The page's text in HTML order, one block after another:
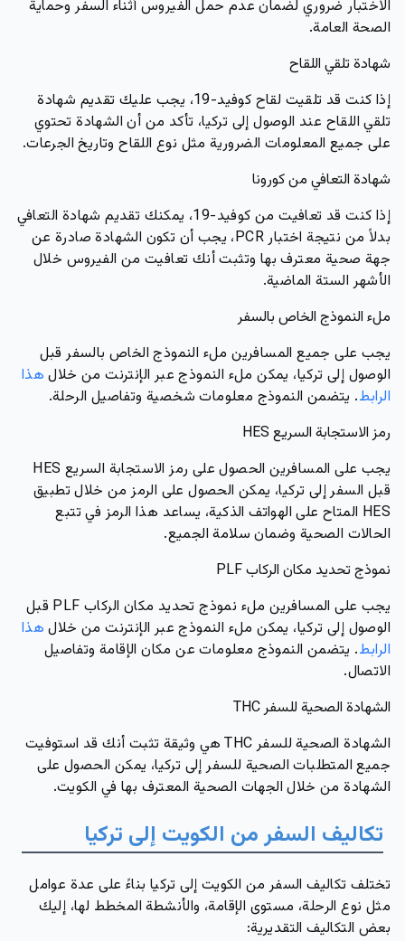
الاختبار ضروري لضمان عدم حمل الفيروس أثناء السفر وحماية
الصحة العامة.
شهادة تلقي اللقاح
إذا كنت قد تلقيت لقاح كوفيد-19، يجب عليك تقديم شهادة
تلقي اللقاح عند الوصول إلى تركيا، تأكد من أن الشهادة تحتوي
على جميع المعلومات الضرورية مثل نوع اللقاح وتاريخ الجرعات.
شهادة التعافي من كورونا
إذا كنت قد تعافيت من كوفيد-19، يمكنك تقديم شهادة التعافي
بدلاً من نتيجة اختبار PCR، يجب أن تكون الشهادة صادرة عن
جهة صحية معترف بها وتثبت أنك تعافيت من الفيروس خلال
الأشهر الستة الماضية.
ملء النموذج الخاص بالسفر
يجب على جميع المسافرين ملء النموذج الخاص بالسفر قبل
الوصول إلى تركيا، يمكن ملء النموذج عبر الإنترنت من خلال هذا
الرابط. يتضمن النموذج معلومات شخصية وتفاصيل الرحلة.
رمز الاستجابة السريع HES
يجب على المسافرين الحصول على رمز الاستجابة السريع HES
قبل السفر إلى تركيا، يمكن الحصول على الرمز من خلال تطبيق
HES المتاح على الهواتف الذكية، يساعد هذا الرمز في تتبع
الحالات الصحية وضمان سلامة الجميع.
نموذج تحديد مكان الركاب PLF
يجب على المسافرين ملء نموذج تحديد مكان الركاب PLF قبل
الوصول إلى تركيا، يمكن ملء النموذج عبر الإنترنت من خلال هذا
الرابط. يتضمن النموذج معلومات عن مكان الإقامة وتفاصيل
الاتصال.
الشهادة الصحية للسفر THC
الشهادة الصحية للسفر THC هي وثيقة تثبت أنك قد استوفيت
جميع المتطلبات الصحية للسفر إلى تركيا، يمكن الحصول على
الشهادة من خلال الجهات الصحية المعترف بها في الكويت.
تكاليف السفر من الكويت إلى تركيا
تختلف تكاليف السفر من الكويت إلى تركيا بناءً على عدة عوامل
مثل نوع الرحلة، مستوى الإقامة، والأنشطة المخطط لها، إليك
بعض التكاليف التقديرية: